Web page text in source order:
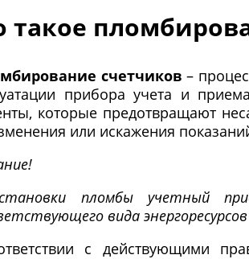
такое
счетчиков –
прибора учета и
которые предотвращают
или искажения
пломбы учетный
вида
с действующими